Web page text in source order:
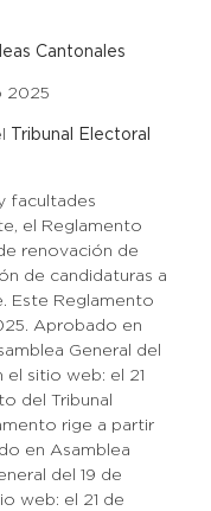
Cantonales
2025
Tribunal Electoral
facultades
el Reglamento
renovación de
de candidaturas a
Este Reglamento
Aprobado en
General del
el sitio web: el 21
del Tribunal
rige a partir
en Asamblea
del 19 de
web: el 21 de